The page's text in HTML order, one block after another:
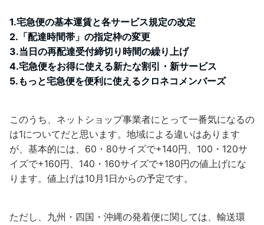
1.宅急便の基本運賃と各サービス規定の改定
2.「配達時間帯」の指定枠の変更
3.当日の再配達受付締切り時間の繰り上げ
4.宅急便をお得に使える新たな割引・新サービス
5.もっと宅急便を便利に使えるクロネコメンバーズ
このうち、ネットショップ事業者にとって一番気になるの
は1についてだと思います。地域による違いはあります
が、基本的には、60・80サイズで+140円、100・120サ
イズで+160円、140・160サイズで+180円の値上げにな
ります。値上げは10月1日からの予定です。
ただし、九州・四国・沖縄の発着便に関しては、輸送環